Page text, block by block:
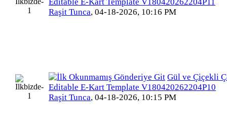
Raşit Tunca, 04-18-2026, 10:16 PM
Gül ve Çiçekli
Editable E-Kart Template V180420262204P10
Raşit Tunca, 04-18-2026, 10:15 PM